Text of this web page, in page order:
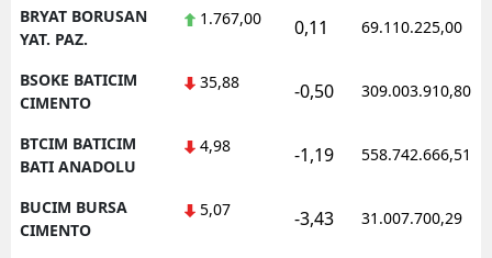
BRYAT BORUSAN
YAT. PAZ.
1.767,00 0,11 69.110.225,00
BSOKE BATICIM
CIMENTO
35,88 -0,50 309.003.910,80
BTCIM BATICIM
BATI ANADOLU
4,98 -1,19 558.742.666,51
BUCIM BURSA
CIMENTO
5,07 -3,43 31.007.700,29